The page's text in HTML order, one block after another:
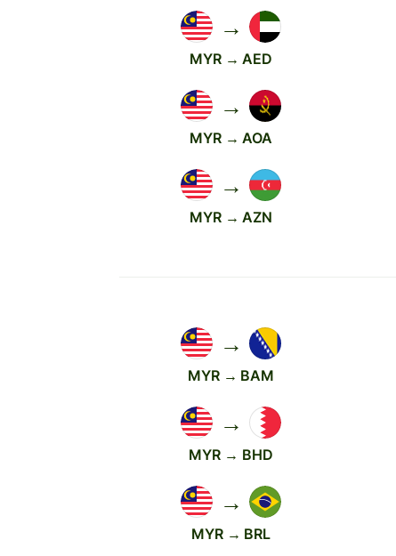
→
MYR → AED
→
MYR → AOA
→
MYR → AZN
→
MYR → BAM
→
MYR → BHD
→
MYR → BRL